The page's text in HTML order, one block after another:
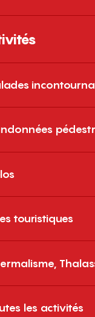
touristiques
les activités
L’ANNÉE
expositions,
Pyrénées-
temps forts
de
près de
dans notre
sorties
Orientales
de
les
en